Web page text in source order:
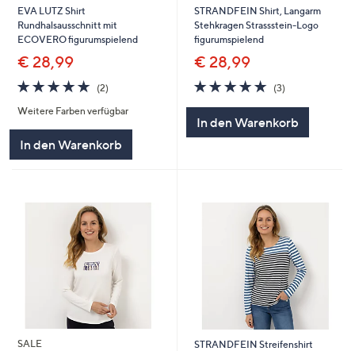
EVA LUTZ Shirt
Rundhalsausschnitt mit
ECOVERO figurumspielend
€ 28,99
5.0
von
5
(2)
Weitere Farben verfügbar
In den Warenkorb
STRANDFEIN Shirt, Langarm
Stehkragen Strassstein-Logo
figurumspielend
€ 28,99
5.0
von
(3)3
In den Warenkorb
SALE
STRANDFEIN Streifenshirt